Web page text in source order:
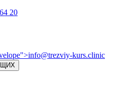
20
info@trezviy-kurs.clinic